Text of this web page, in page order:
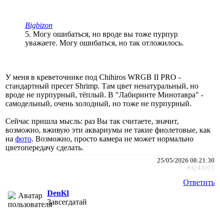
Bigbizon
5. Могу ошибаться, но вроде вы тоже пурпур
уважаете. Могу ошибаться, но так отложилось.
У меня в креветочнике под Chihiros WRGB II PRO -
стандартный пресет Shrimp. Там цвет ненатуральный, но
вроде не пурпурный, тёплый. В "Лабиринте Минотавра" -
самодельный, очень холодный, но тоже не пурпурный.
Сейчас пришла мысль: раз Вы так считаете, значит,
возможно, вживую эти аквариумы не такие фиолетовые, как
на фото. Возможно, просто камера не может нормально
цветопередачу сделать.
25/05/2026 08:21:30
#3243011
Ответить
DenKl
Завсегдатай